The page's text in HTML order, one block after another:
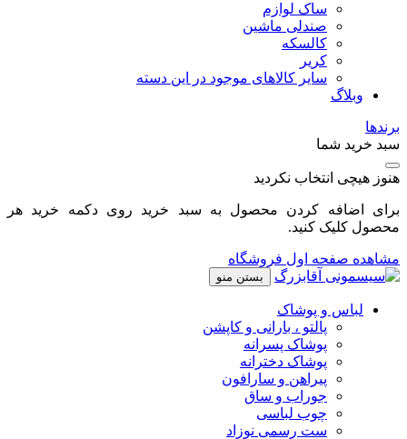
ساک لوازم
صندلی ماشین
کالسکه
کریر
سایر کالاهای موجود در این دسته
وبلاگ
برندها
سبد خرید شما
هنوز هیچی انتخاب نکردید
برای اضافه کردن محصول به سبد خرید روی دکمه خرید هر
محصول کلیک کنید.
مشاهده صفحه اول فروشگاه
بستن منو
لباس و پوشاک
پالتو ، بارانی و کاپشن
پوشاک پسرانه
پوشاک دخترانه
پیراهن و سارافون
جوراب و ساق
چوب لباسی
ست رسمی نوزاد